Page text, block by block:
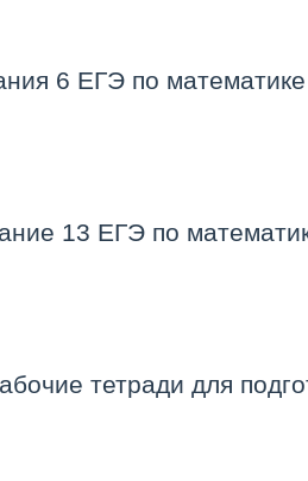
6 ЕГЭ по
13 ЕГЭ по
тетради для